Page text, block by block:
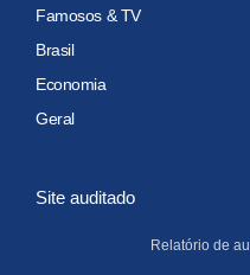
Famosos & TV
Brasil
Economia
Geral
Site auditado
Relatório de